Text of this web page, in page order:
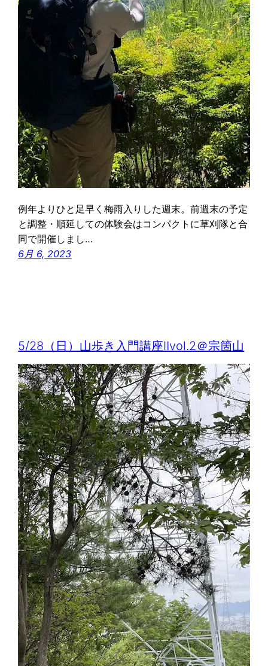
例年よりひと足早く梅雨入りした週末。前週末の予定
と調整・順延しての体験会はコンパクトに草刈隊と合
同で開催しまし…
6月 6, 2023
5/28（日）山歩き入門講座Ⅱvol.2＠宗箇山